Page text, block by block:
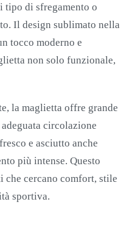
tipo di sfregamento o
Il design sublimato nella
tocco moderno e
non solo funzionale,
la maglietta offre grande
circolazione
e asciutto anche
più intense. Questo
che cercano comfort, stile
sportiva.